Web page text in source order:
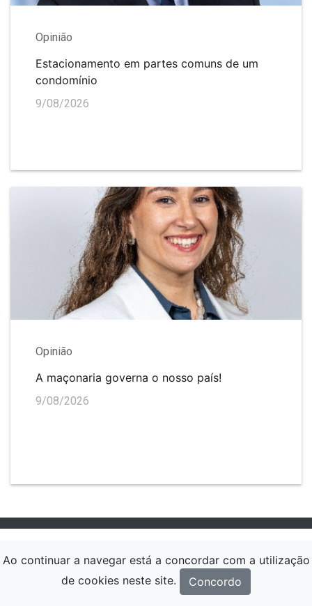
Opinião
Estacionamento em partes comuns de um
condomínio
9/08/2026
Opinião
A maçonaria governa o nosso país!
9/08/2026
Ao continuar a navegar está a concordar com a utilização
de cookies neste site.
Concordo